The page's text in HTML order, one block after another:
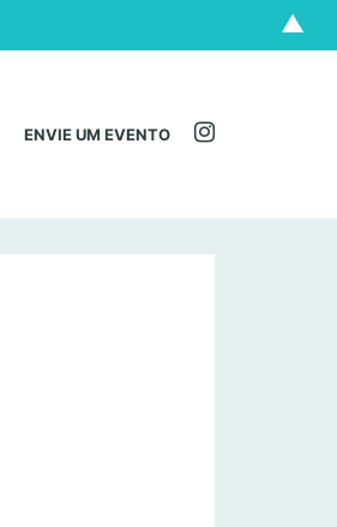
ENVIE UM EVENTO
▲